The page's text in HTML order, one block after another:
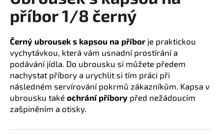
příbor 1/8 černý
Černý ubrousek s kapsou na příbor je praktickou
vychytávkou, která vám usnadní prostírání a
podávání jídla. Do ubrousku si můžete předem
nachystat příbory a urychlit si tím práci při
následném servírování pokrmů zákazníkům. Kapsa v
ubrousku také ochrání příbory před nežádoucím
zašpiněním a otisky.
a
j
í
t
?
HLEDAT